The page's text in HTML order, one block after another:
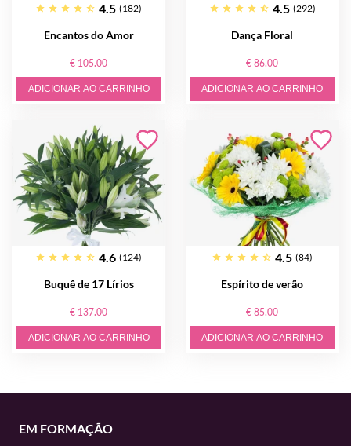
4.5 (182)
Encantos do Amor
€ 105.00
ADICIONAR AO CARRINHO
4.5 (292)
Dança Floral
€ 86.00
ADICIONAR AO CARRINHO
4.6 (124)
Buquê de 17 Lírios
€ 137.00
ADICIONAR AO CARRINHO
4.5 (84)
Espírito de verão
€ 85.00
ADICIONAR AO CARRINHO
EM FORMAÇÃO